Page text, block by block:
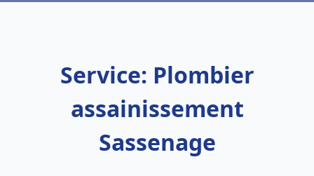
Service: Plombier
assainissement
Sassenage